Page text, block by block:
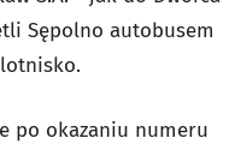
Sępolno autobusem
po okazaniu numeru